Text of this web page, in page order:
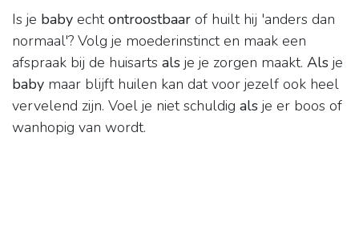
Is je baby echtontroostbaar of huilt hij 'anders dan
normaal'? Volg je moederinstinct en maak een
afspraak bij de huisarts als je je zorgen maakt. Als je
baby maar blijft huilen kan dat voor jezelf ook heel
vervelend zijn. Voel je niet schuldig als je er boos of
wanhopig van wordt.